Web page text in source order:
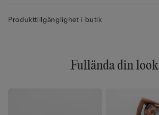
Produkttillgänglighet i butik
Fullända din look